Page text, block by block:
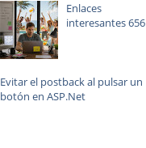
Enlaces
interesantes 656
Evitar el postback al pulsar un
botón en ASP.Net